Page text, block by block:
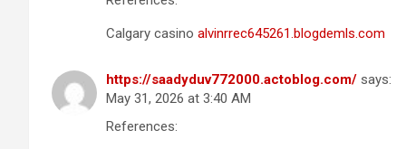
Calgary casino alvinrrec645261.blogdemls.com
https://saadyduv772000.actoblog.com/ says:
May 31, 2026 at 3:40 AM
References: